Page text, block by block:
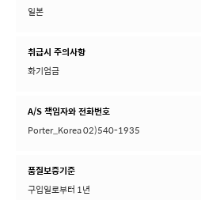
일본
취급시 주의사항
화기엄금
A/S 책임자와 전화번호
Porter_Korea 02)540-1935
품질보증기준
구입일로부터 1년